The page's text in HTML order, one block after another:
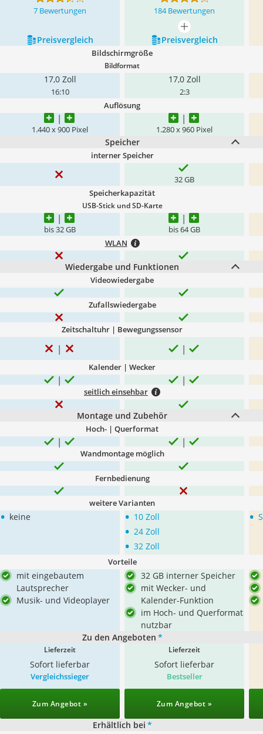
7 Bewertungen 184 Bewertungen
mehr anzeigen
Preis­vergleich
Preis­vergleich
Bildschirmgröße
Bildformat
17,0 Zoll
16:10
17,0 Zoll
2:3
Auflösung
1.440 x 900 Pixel 1.280 x 960 Pixel
Speicher
interner Speicher
32 GB
Speicherkapazität
USB-Stick und SD-Karte
bis 32 GB bis 64 GB
WLAN
Wiedergabe und Funktionen
Videowiedergabe
Zufallswiedergabe
Zeitschaltuhr | Bewegungssensor
Kalender | Wecker
seitlich einsehbar
Montage und Zubehör
Hoch- | Querformat
Wandmontage möglich
Fernbedienung
weitere Varianten
• keine • 10 Zoll
• 24 Zoll
• 32 Zoll
•
Vorteile
mit eingebautem
Lautsprecher
Musik- und Videoplayer
32 GB interner Speicher
mit Wecker- und
Kalender-Funktion
im Hoch- und Querformat
nutzbar
Zu den Angeboten *
Lieferzeit
Sofort lieferbar
Lieferzeit
Sofort lieferbar
Vergleichssieger
Zum Angebot »
Bestseller
Zum Angebot »
Erhältlich bei *